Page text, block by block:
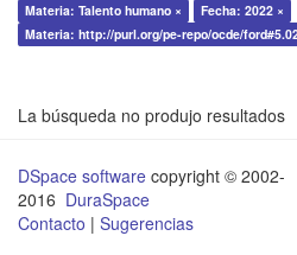
Materia: Talento humano ×
Fecha: 2022 ×
Materia: http://purl.org/pe-repo/ocde/
La búsqueda no produjo resultados
DSpace software copyright © 2002-
2016 DuraSpace
Contacto | Sugerencias